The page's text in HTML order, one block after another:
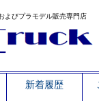
よびプラモデル販売専門店
新着履歴